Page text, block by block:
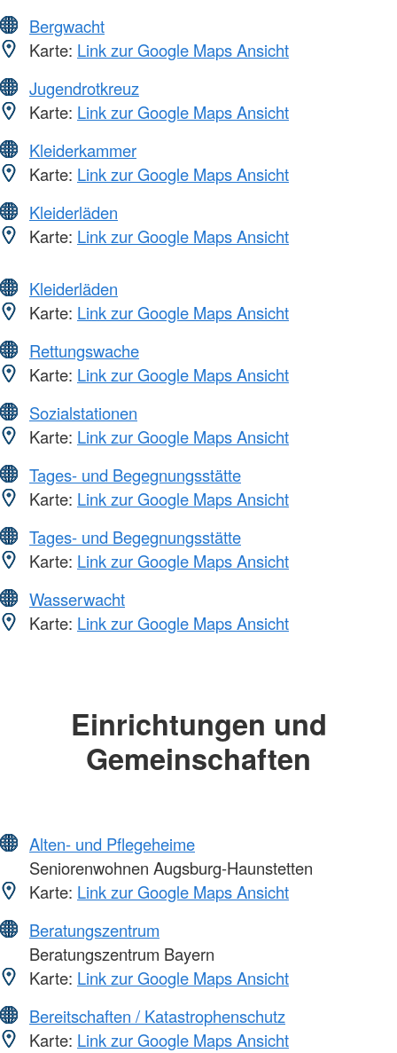
Bergwacht
Karte: Link zur Google Maps Ansicht
Jugendrotkreuz
Karte: Link zur Google Maps Ansicht
Kleiderkammer
Karte: Link zur Google Maps Ansicht
Kleiderläden
Karte: Link zur Google Maps Ansicht
Kleiderläden
Karte: Link zur Google Maps Ansicht
Rettungswache
Karte: Link zur Google Maps Ansicht
Sozialstationen
Karte: Link zur Google Maps Ansicht
Tages- und Begegnungsstätte
Karte: Link zur Google Maps Ansicht
Tages- und Begegnungsstätte
Karte: Link zur Google Maps Ansicht
Wasserwacht
Karte: Link zur Google Maps Ansicht
Einrichtungen und
Gemeinschaften
Alten- und Pflegeheime
Seniorenwohnen Augsburg-Haunstetten
Karte: Link zur Google Maps Ansicht
Beratungszentrum
Beratungszentrum Bayern
Karte: Link zur Google Maps Ansicht
Bereitschaften / Katastrophenschutz
Karte: Link zur Google Maps Ansicht